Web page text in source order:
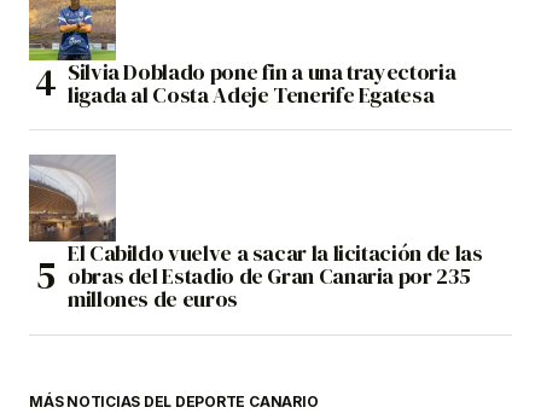
Silvia Doblado pone fin a una trayectoria
ligada al Costa Adeje Tenerife Egatesa
El Cabildo vuelve a sacar la licitación de las
obras del Estadio de Gran Canaria por 235
millones de euros
MÁS NOTICIAS DEL DEPORTE CANARIO